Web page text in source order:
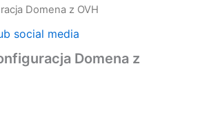
Domena z OVH
social media
Domena z